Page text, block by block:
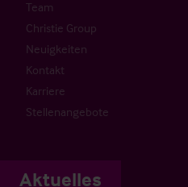
Team
Christie Group
Neuigkeiten
Kontakt
Karriere
Stellenangebote
Aktuelles